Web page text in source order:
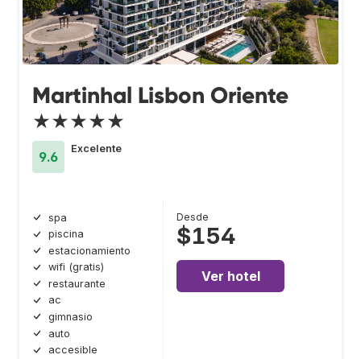
Martinhal Lisbon Oriente
★★★★★
9.6
Excelente
spa
piscina
estacionamiento
wifi (gratis)
restaurante
ac
gimnasio
auto
accesible
Desde
$154
Ver hotel